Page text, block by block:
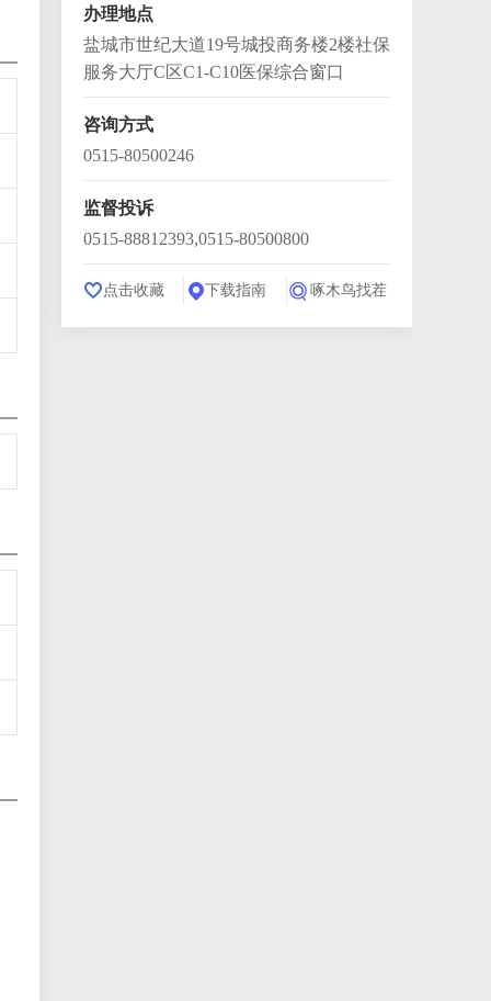
办理地点
盐城市世纪大道19号城投商务楼2楼社保
服务大厅C区C1-C10医保综合窗口
咨询方式
0515-80500246
监督投诉
0515-88812393,0515-80500800
点击收藏 下载指南 啄木鸟找茬